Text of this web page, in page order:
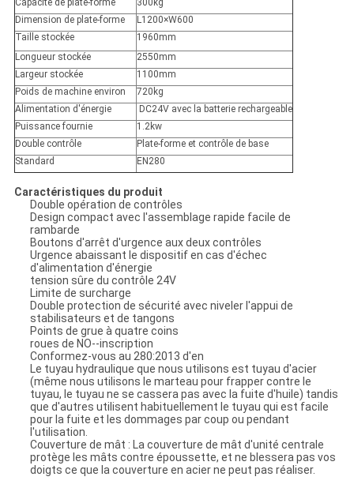
Capacité de plate-forme
300kg
Dimension de plate-forme
L1200×W600
Taille stockée
1960mm
Longueur stockée
2550mm
Largeur stockée
1100mm
Poids de machine environ
720kg
Alimentation d'énergie
DC24V avec la batterie rechargeable
Puissance fournie
1.2kw
Double contrôle
Plate-forme et contrôle de base
Standard
EN280
Caractéristiques du produit
Double opération de contrôles
Design compact avec l'assemblage rapide facile de
rambarde
Boutons d'arrêt d'urgence aux deux contrôles
Urgence abaissant le dispositif en cas d'échec
d'alimentation d'énergie
tension sûre du contrôle 24V
Limite de surcharge
Double protection de sécurité avec niveler l'appui de
stabilisateurs et de tangons
Points de grue à quatre coins
roues de NO--inscription
Conformez-vous au 280:2013 d'en
Le tuyau hydraulique que nous utilisons est tuyau d'acier
(même nous utilisons le marteau pour frapper contre le
tuyau, le tuyau ne se cassera pas avec la fuite d'huile) tandis
que d'autres utilisent habituellement le tuyau qui est facile
pour la fuite et les dommages par coup ou pendant
l'utilisation.
Couverture de mât : La couverture de mât d'unité centrale
protège les mâts contre époussette, et ne blessera pas vos
doigts ce que la couverture en acier ne peut pas réaliser.